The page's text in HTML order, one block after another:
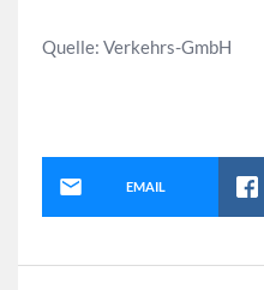
Quelle: Verkehrs-GmbH
EMAIL